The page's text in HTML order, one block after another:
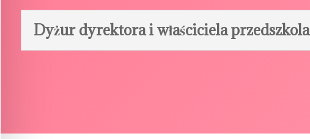
Dyżur dyrektora i właściciela przedszkola